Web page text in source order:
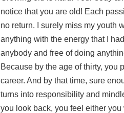
notice that you are old! Each
no return. I surely miss my youth
anything with the energy that I
anybody and free of doing
Because by the age of thirty, you
career. And by that time, sure
turns into responsibility and
you look back, you feel either